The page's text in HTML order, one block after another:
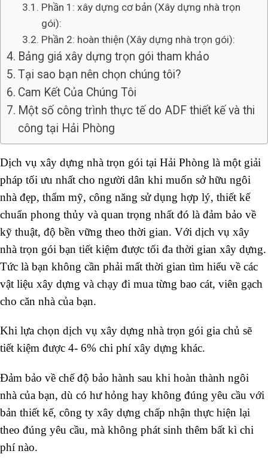
Phần 1: xây dựng cơ bản (Xây dựng nhà trọn
gói):
Phần 2: hoàn thiện (Xây dựng nhà trọn gói):
Bảng giá xây dựng trọn gói tham khảo
Tại sao bạn nên chọn chúng tôi?
Cam Kết Của Chúng Tôi
Một số công trình thực tế do ADF thiết kế và thi
công tại Hải Phòng
Dịch vụ xây dựng nhà trọn gói tại Hải Phòng là một giải
pháp tối ưu nhất cho người dân khi muốn sở hữu ngôi
nhà đẹp, thẩm mỹ, công năng sử dụng hợp lý, thiết kế
chuẩn phong thủy và quan trọng nhất đó là đảm bảo về
kỹ thuật, độ bền vững theo thời gian. Với dịch vụ xây
nhà trọn gói bạn tiết kiệm được tối đa thời gian xây dựng.
Tức là bạn không cần phải mất thời gian tìm hiểu về các
vật liệu xây dựng và chạy đi mua từng bao cát, viên gạch
cho căn nhà của bạn.
Khi lựa chọn dịch vụ xây dựng nhà trọn gói gia chủ sẽ
tiết kiệm được 4- 6% chi phí xây dựng khác.
Đảm bảo về chế độ bảo hành sau khi hoàn thành ngôi
nhà của bạn, dù có hư hỏng hay không đúng yêu cầu với
bản thiết kế, công ty xây dựng chấp nhận thực hiện lại
theo đúng yêu cầu, mà không phát sinh thêm bất kì chi
phí nào.